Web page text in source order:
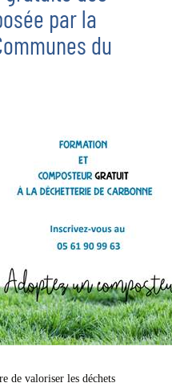
par la
du
de valoriser les déchets